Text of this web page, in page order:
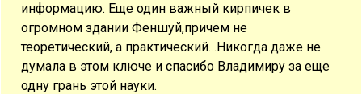
информацию. Еще один важный кирпичек в
огромном здании Феншуй,причем не
теоретический, а практический…Никогда даже не
думала в этом ключе и спасибо Владимиру за еще
одну грань этой науки.